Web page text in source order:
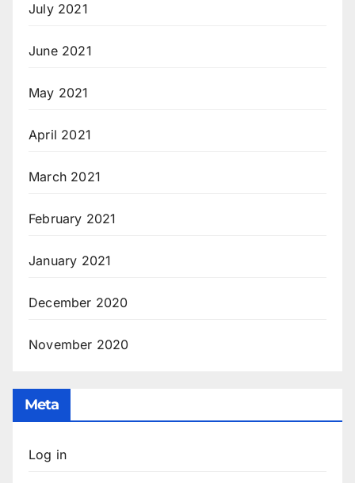
July 2021
June 2021
May 2021
April 2021
March 2021
February 2021
January 2021
December 2020
November 2020
Meta
Log in